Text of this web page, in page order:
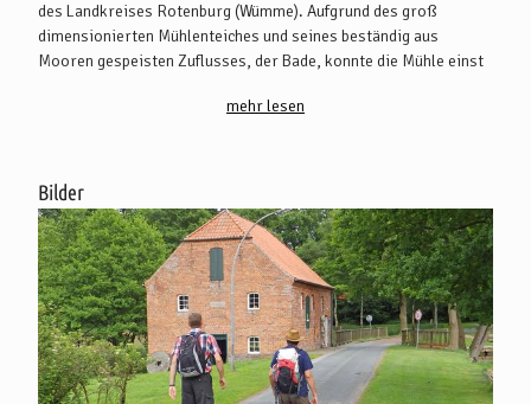
des Landkreises Rotenburg (Wümme). Aufgrund des groß
dimensionierten Mühlenteiches und seines beständig aus
Mooren gespeisten Zuflusses, der Bade, konnte die Mühle einst
ansässigen Bauern. Diese stauten den Bach auf, um ihre Wiesen
zeitweise überfluten zu lassen, wodurch der Betrieb erheblich
eingeschränkt wurde. Nach langwierigen gerichtlichen Verfahren
wurde dem Müller das alleinige Staurecht im Bereich der Bade
zugesprochen und die Landwirte mussten ihre Stauwehre wieder
entfernen.
1945 wurde die ehemalige Holzbrücke über das Mühlenwehr
durch deutsche Soldaten gesprengt. Dabei wurden auch das
mehr lesen
Bilder